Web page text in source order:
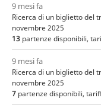
9 mesi fa
Ricerca di un biglietto del
novembre 2025
13 partenze disponibili,
9 mesi fa
Ricerca di un biglietto del
novembre 2025
7 partenze disponibili,